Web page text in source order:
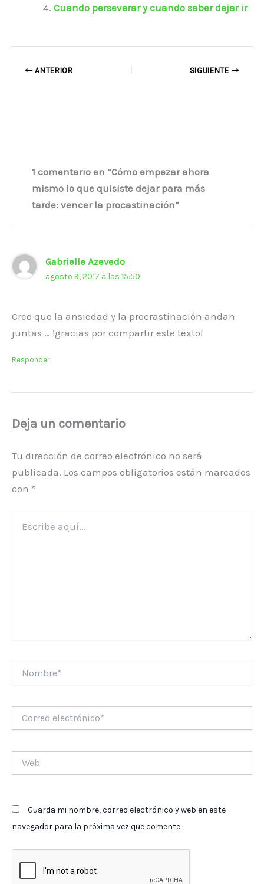
Cuando perseverar y cuando saber dejar ir
ANTERIOR SIGUIENTE
1 comentario en “Cómo empezar ahora
mismo lo que quisiste dejar para más
tarde: vencer la procastinación”
Gabrielle Azevedo
agosto 9, 2017 a las 15:50
Creo que la ansiedad y la procrastinación andan
juntas … ¡gracias por compartir este texto!
Responder
Deja un comentario
Tu dirección de correo electrónico no será
publicada. Los campos obligatorios están marcados
con *
aquí...
electrónico*
Guarda mi nombre, correo electrónico y web en este
navegador para la próxima vez que comente.